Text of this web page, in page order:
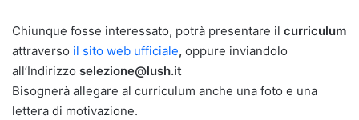
Chiunque fosse interessato, potrà presentare il curriculum
attraverso il sito web ufficiale, oppure inviandolo
all’Indirizzo selezione@lush.it
Bisognerà allegare al curriculum anche una foto e una
lettera di motivazione.